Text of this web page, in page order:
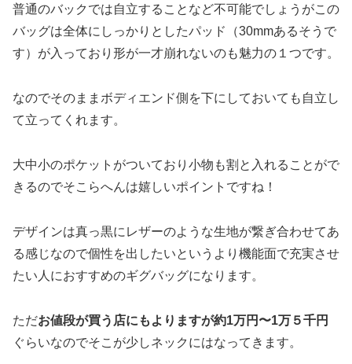
普通のバックでは自立することなど不可能でしょうがこの
バッグは全体にしっかりとしたパッド（30mmあるそうで
す）が入っており形が一才崩れないのも魅力の１つです。
なのでそのままボディエンド側を下にしておいても自立し
て立ってくれます。
大中小のポケットがついており小物も割と入れることがで
きるのでそこらへんは嬉しいポイントですね！
デザインは真っ黒にレザーのような生地が繋ぎ合わせてあ
る感じなので個性を出したいというより機能面で充実させ
たい人におすすめのギグバッグになります。
ただお値段が買う店にもよりますが約1万円〜1万５千円
ぐらいなのでそこが少しネックにはなってきます。